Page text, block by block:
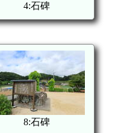
4:石碑
8:石碑